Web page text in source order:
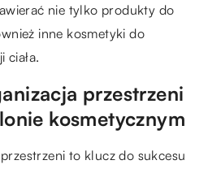
nie tylko produkty do
inne kosmetyki do
ciała.
przestrzeni
kosmetycznym
to klucz do sukcesu